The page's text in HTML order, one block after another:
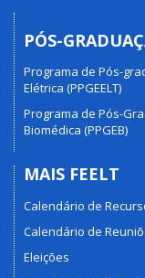
PÓS-
Programa de Pós-
Elétrica (PPGEELT)
Programa de Pós-
Biomédica (PPGEB)
MAIS FEELT
Calendário de
Calendário de
Eleições